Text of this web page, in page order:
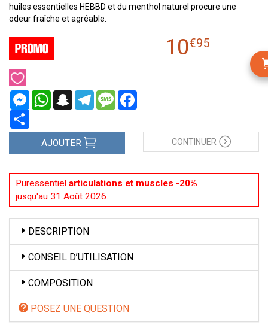
huiles essentielles HEBBD et du menthol naturel procure une
odeur fraîche et agréable.
MessengerWhatsAppSnapchatTelegramMessage
10€95
AJOUTER CONTINUER
Puressentiel articulations et muscles -20%
jusqu'au 31 Août 2026.
DESCRIPTION
CONSEIL D’UTILISATION
COMPOSITION
POSEZ UNE QUESTION